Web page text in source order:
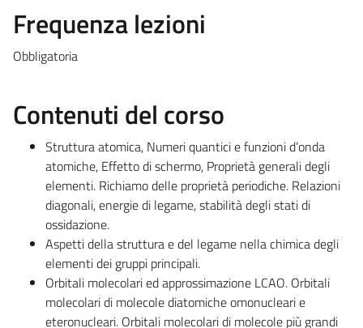
Frequenza lezioni
Obbligatoria
Contenuti del corso
Struttura atomica, Numeri quantici e funzioni d’onda
atomiche, Effetto di schermo, Proprietà generali degli
elementi. Richiamo delle proprietà periodiche. Relazioni
diagonali, energie di legame, stabilità degli stati di
ossidazione.
Aspetti della struttura e del legame nella chimica degli
elementi dei gruppi principali.
Orbitali molecolari ed approssimazione LCAO. Orbitali
molecolari di molecole diatomiche omonucleari e
eteronucleari. Orbitali molecolari di molecole più grandi